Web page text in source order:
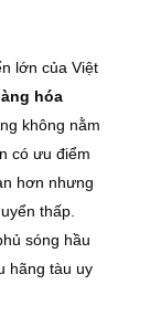
lớn của Việt
hóa
không nằm
có ưu điểm
hơn nhưng
thấp.
sóng hầu
hãng tàu uy